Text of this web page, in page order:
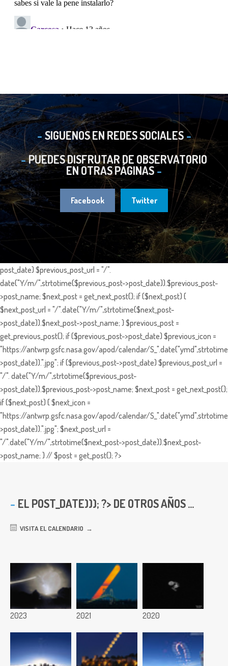
SIGUENOS EN REDES SOCIALES
PUEDES DISFRUTAR DE OBSERVATORIO
EN OTRAS PÁGINAS
Facebook Twitter
post_date) $previous_post_url = "/".
date("Y/m/",strtotime($previous_post->post_date)).$previous_post-
>post_name; $next_post = get_next_post(); if ($next_post) {
$next_post_url = "/".date("Y/m/",strtotime($next_post-
>post_date)).$next_post->post_name; } $previous_post =
get_previous_post(); if ($previous_post->post_date) $previous_icon =
"https://antwrp.gsfc.nasa.gov/apod/calendar/
>post_date)).".jpg"; if ($previous_post->post_date) $previous_post_url =
"/". date("Y/m/",strtotime($previous_post-
>post_date)).$previous_post->post_name; $next_post = get_next_post();
if ($next_post) { $next_icon =
"https://antwrp.gsfc.nasa.gov/apod/calendar/
>post_date)).".jpg"; $next_post_url =
"/".date("Y/m/",strtotime($next_post->post_date)).$next_post-
>post_name; } // $post = get_post(); ?>
EL POST_DATE))); ?> DE OTROS AÑOS ...
VISITA EL CALENDARIO
2023 2021 2020